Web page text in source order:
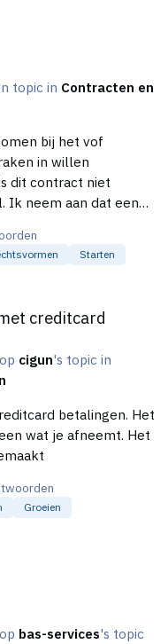
verlopen) Mijn
dit geval geen
houdende met
maar ik wil dit in het
topic in Contracten en
in willen
wel in juridische
taal wordt opgemaakt? Bij voorbaat dank. Bas
Starten
creditcard
cigun's topic in
betalingen. Het
wat je afneemt. Het
Groeien
bas-services's topic